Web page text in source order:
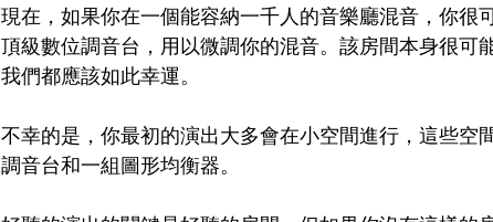
現在，如果你在一個能容納一千人的音樂廳混音，你很
頂級數位調音台，用以微調你的混音。該房間本身很可
我們都應該如此幸運。
不幸的是，你最初的演出大多會在小空間進行，這些空
調音台和一組圖形均衡器。